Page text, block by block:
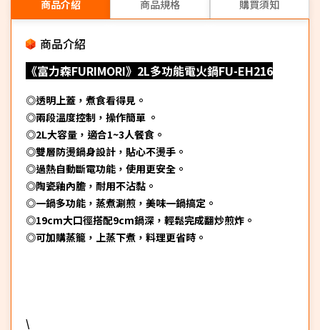
商品介紹 商品規格 購買須知
商品介紹
《富力森FURIMORI》2L多功能電火鍋FU-EH216
◎透明上蓋，煮食看得見。
◎兩段溫度控制，操作簡單 。
◎2L大容量，適合1~3人餐食。
◎雙層防燙鍋身設計，貼心不燙手。
◎過熱自動斷電功能，使用更安全。
◎陶瓷釉內膽，耐用不沾黏。
◎一鍋多功能，蒸煮涮煎，美味一鍋搞定。
◎19cm大口徑搭配9cm鍋深，輕鬆完成翻炒煎炸。
◎可加購蒸籠，上蒸下煮，料理更省時。
\